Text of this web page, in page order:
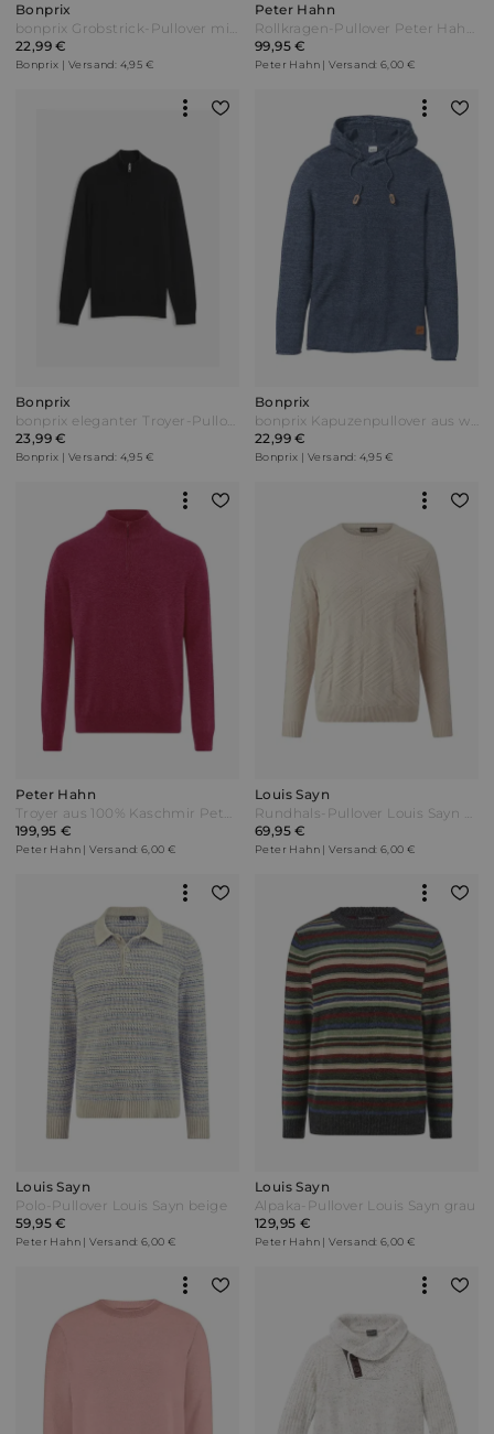
Bonprix
bonprix Grobstrick-Pullover mit recycelter Baumwolle Grün
22,99 €
Bonprix | Versand: 4,95 €
Peter Hahn
Rollkragen-Pullover Peter Hahn rot
99,95 €
Peter Hahn | Versand: 6,00 €
Bonprix
bonprix eleganter Troyer-Pullover mit Baumwolle Schwarz
23,99 €
Bonprix | Versand: 4,95 €
Bonprix
bonprix Kapuzenpullover aus weichem Baumwollmix Blau
22,99 €
Bonprix | Versand: 4,95 €
Peter Hahn
Troyer aus 100% Kaschmir Peter Hahn rot
199,95 €
Peter Hahn | Versand: 6,00 €
Louis Sayn
Rundhals-Pullover Louis Sayn beige
69,95 €
Peter Hahn | Versand: 6,00 €
Louis Sayn
Polo-Pullover Louis Sayn beige
59,95 €
Peter Hahn | Versand: 6,00 €
Louis Sayn
Alpaka-Pullover Louis Sayn grau
129,95 €
Peter Hahn | Versand: 6,00 €